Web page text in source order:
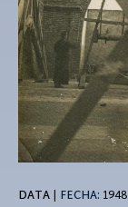
DATA| FECHA: 1948